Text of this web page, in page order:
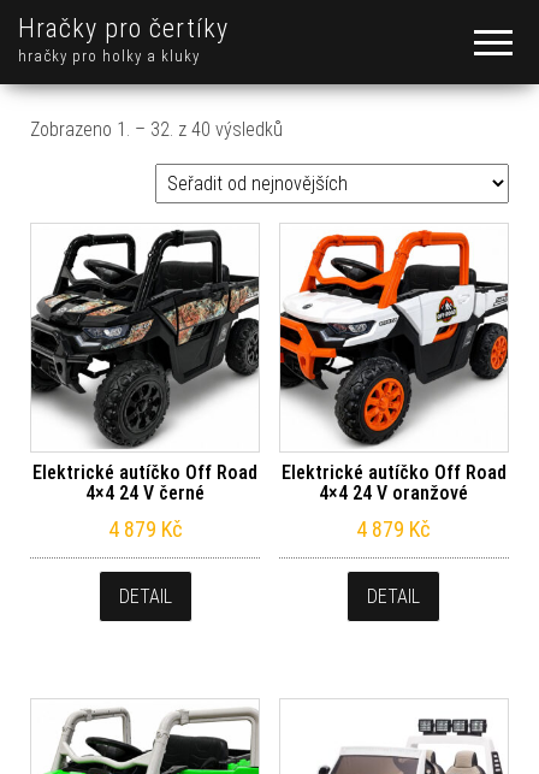
Hračky pro čertíky
hračky pro holky a kluky
Zobrazeno 1. – 32. z 40 výsledků
Elektrické autíčko Off Road
4×4 24 V černé
4 879 Kč
DETAIL
Elektrické autíčko Off Road
4×4 24 V oranžové
4 879 Kč
DETAIL